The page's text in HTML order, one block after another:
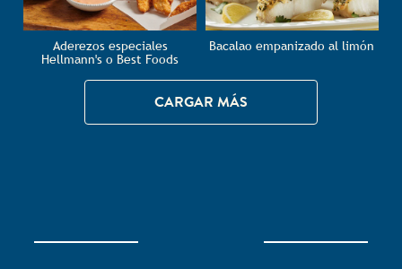
Aderezos especiales
Hellmann's o Best Foods
Bacalao empanizado al limón
CARGAR MÁS